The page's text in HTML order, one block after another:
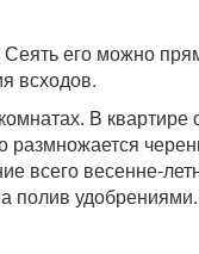
его можно
всходов.
В квартире
всего весенне-
полив удобрениями.